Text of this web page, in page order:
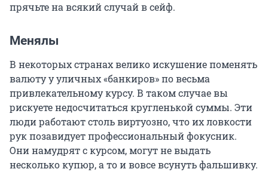
прячьте на всякий случай в сейф.
Менялы
В некоторых странах велико искушение поменять
валюту у уличных «банкиров» по весьма
привлекательному курсу. В таком случае вы
рискуете недосчитаться кругленькой суммы. Эти
люди работают столь виртуозно, что их ловкости
рук позавидует профессиональный фокусник.
Они намудрят с курсом, могут не выдать
несколько купюр, а то и вовсе всунуть фальшивку.